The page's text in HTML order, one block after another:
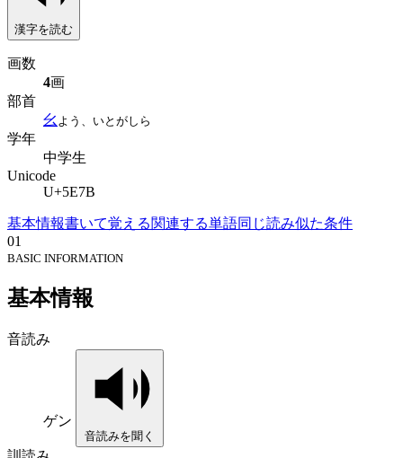
漢字を読む
画数
4画
部首
幺 よう、いとがしら
学年
中学生
Unicode
U+5E7B
基本情報書いて覚える関連する単語同じ読み似た条件
01
BASIC INFORMATION
基本情報
音読み
ゲン
音読みを聞く